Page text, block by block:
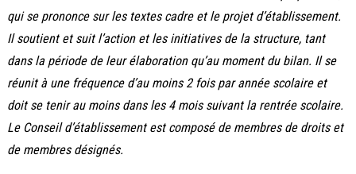
qui se prononce sur les textes cadre et le projet d’établissement.
Il soutient et suit l’action et les initiatives de la structure, tant
dans la période de leur élaboration qu’au moment du bilan. Il se
réunit à une fréquence d’au moins 2 fois par année scolaire et
doit se tenir au moins dans les 4 mois suivant la rentrée scolaire.
Le Conseil d’établissement est composé de membres de droits et
de membres désignés.